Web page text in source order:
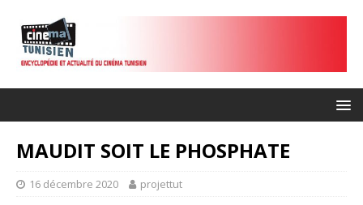
MAUDIT SOIT LE PHOSPHATE
16 décembre 2020 projettut